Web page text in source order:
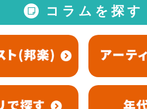
コラムを探す